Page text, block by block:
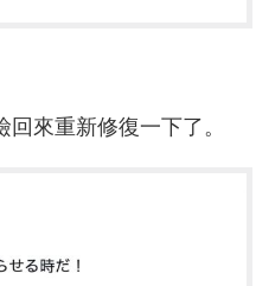
來重新修復一下了。